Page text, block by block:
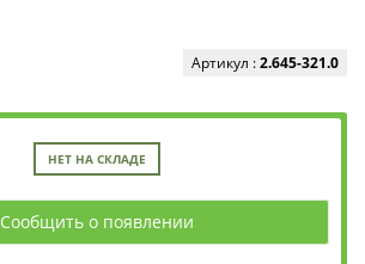
Артикул :2.645-321.0
НЕТ НА СКЛАДЕ
Сообщить о появлении